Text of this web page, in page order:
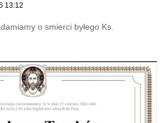
13:12
o smierci byłego Ks.